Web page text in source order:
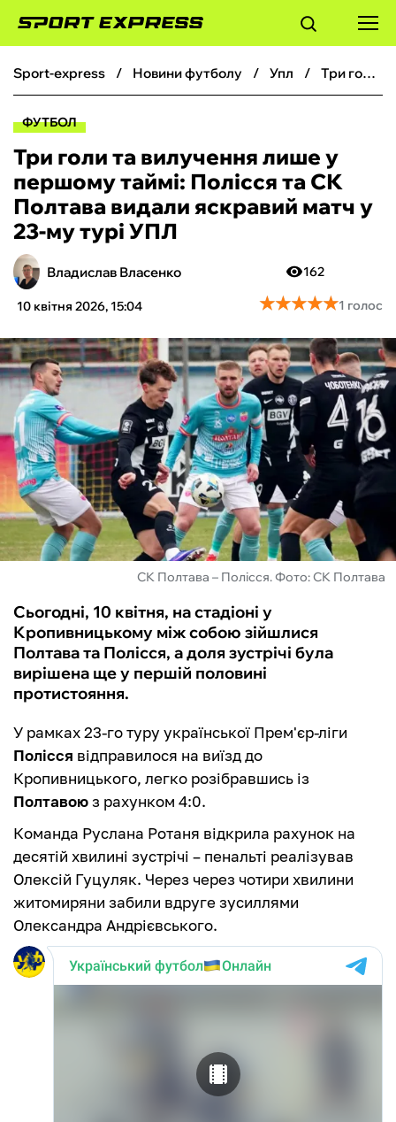
ФУТБОЛ
БОКС
ХОКЕЙ
ТЕНІС
КІБЕРСПОРТ
ЧС-2026
ФУТЗАЛ
ІНШІ
БУКМЕКЕРИ
sport-express новини футболу упл Три голи та вилучення лише у першому таймі: Полісся та СК Полтава видали яскравий матч у 23-му турі УПЛ
ФУТБОЛ
Три голи та вилучення лише у
першому таймі: Полісся та СК
Полтава видали яскравий матч у
23-му турі УПЛ
Владислав Власенко
10 квітня 2026, 15:04
162
★★★★★
★★★★★1 голос
СК Полтава – Полісся. Фото: СК Полтава
Сьогодні, 10 квітня, на стадіоні у
Кропивницькому між собою зійшлися
Полтава та Полісся, а доля зустрічі була
вирішена ще у першій половині
протистояння.
У рамках 23-го туру української Прем'єр-ліги
Полісся відправилося на виїзд до
Кропивницького, легко розібравшись із
Полтавоюз рахунком 4:0.
Команда Руслана Ротаня відкрила рахунок на
десятій хвилині зустрічі – пенальті реалізував
Олексій Гуцуляк. Через через чотири хвилини
житомиряни забили вдруге зусиллями
Олександра Андрієвського.